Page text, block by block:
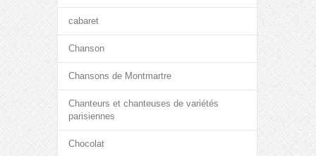
cabaret
Chanson
Chansons de Montmartre
Chanteurs et chanteuses de variétés
parisiennes
Chocolat